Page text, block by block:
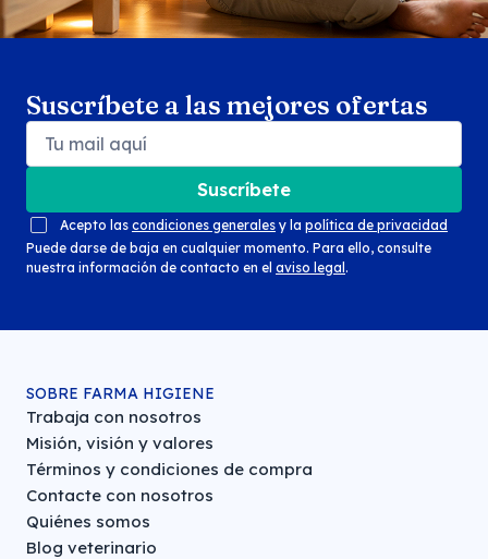
Suscríbete a las mejores ofertas
Suscríbete
Acepto las condiciones generales y la política de privacidad
Puede darse de baja en cualquier momento. Para ello, consulte
nuestra información de contacto en el aviso legal .
SOBRE FARMA HIGIENE
Trabaja con nosotros
Misión, visión y valores
Términos y condiciones de compra
Contacte con nosotros
Quiénes somos
Blog veterinario